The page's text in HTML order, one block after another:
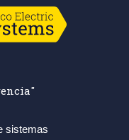
sistemas